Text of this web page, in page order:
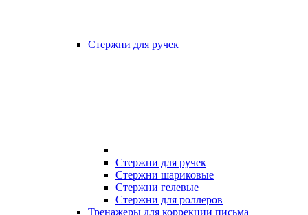
Стержни для ручек
Стержни для ручек
Стержни шариковые
Стержни гелевые
Стержни для роллеров
Тренажеры для коррекции письма